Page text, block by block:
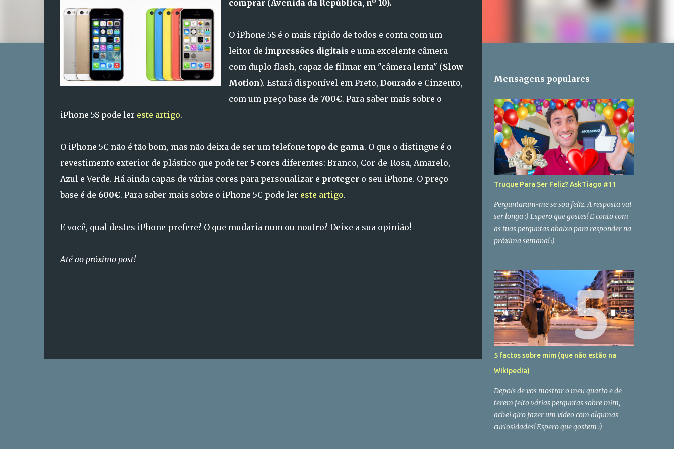
comprar (Avenida da República, nº 10).
O iPhone 5S é o mais rápido de todos e conta com um
leitor de impressões digitais e uma excelente câmera
com duplo flash, capaz de filmar em "câmera lenta" (Slow
Motion). Estará disponível em Preto, Dourado e Cinzento,
com um preço base de 700€. Para saber mais sobre o
iPhone 5S pode ler este artigo.
O iPhone 5C não é tão bom, mas não deixa de ser um telefone topo de gama. O que o distingue é o
revestimento exterior de plástico que pode ter 5 cores diferentes: Branco, Cor-de-Rosa, Amarelo,
Azul e Verde. Há ainda capas de várias cores para personalizar e protegero seu iPhone. O preço
base é de 600€. Para saber mais sobre o iPhone 5C pode ler este artigo.
E você, qual destes iPhone prefere? O que mudaria num ou noutro? Deixe a sua opinião!
Até ao próximo post!
Mensagens populares
Truque Para Ser Feliz? AskTiago #11
Perguntaram-me se sou feliz. A resposta vai
ser longa :) Espero que gostes! E conto com
as tuas perguntas abaixo para responder na
próxima semana! :)
5 factos sobre mim (que não estão na
Wikipedia)
Depois de vos mostrar o meu quarto e de
terem feito várias perguntas sobre mim,
achei giro fazer um vídeo com algumas
curiosidades! Espero que gostem :)